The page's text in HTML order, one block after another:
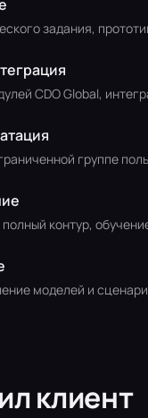
задания,
CDO Global,
группе
контур,
моделей и
клиент